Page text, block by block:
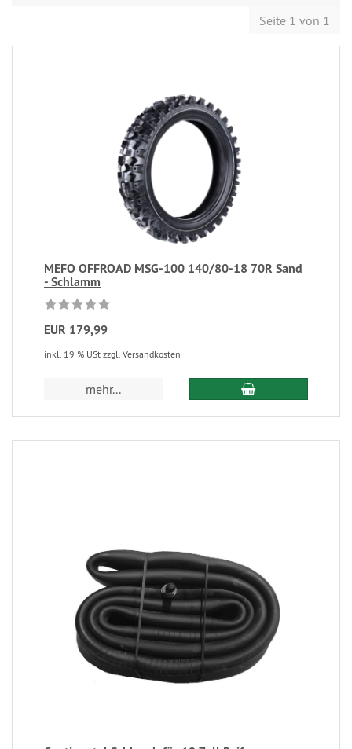
Seite 1 von 1
MEFO OFFROAD MSG-100 140/80-18 70R Sand
- Schlamm
EUR 179,99
inkl. 19 % USt zzgl. Versandkosten
mehr...